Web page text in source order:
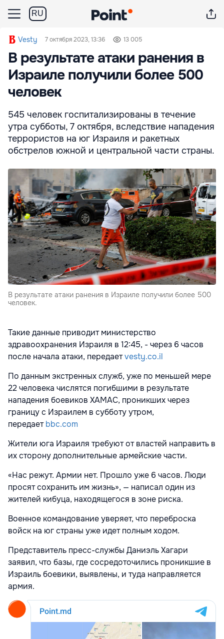
RU
Vesty 7 октября 2023, 13:36 13 005
В результате атаки ранения в
Израиле получили более 500
человек
545 человек госпитализированы в течение
утра субботы, 7 октября, вследствие нападения
террористов на юг Израиля и ракетных
обстрелов южной и центральной части страны.
В результате атаки ранения в Израиле получили более 500
человек.
Такие данные приводит министерство
здравоохранения Израиля в 12:45, - через 6 часов
после начала атаки, передаетvesty.co.il
По данным экстренных служб, уже по меньшей мере
22 человека числятся погибшими в результате
нападения боевиков ХАМАС, проникших через
границу с Израилем в субботу утром,
передаетbbc.com
Жители юга Израиля требуют от властей направить в
их сторону дополнительные армейские части.
«Нас режут. Армии нет. Прошло уже 6 часов. Люди
просят сохранить им жизнь», — написал один из
жителей кибуца, находящегося в зоне риска.
Военное командование уверяет, что переброска
войск на юг страны уже идет полным ходом.
Представитель пресс-службы Даниэль Хагари
заявил, что базы, где сосредоточились проникшие в
Израиль боевики, выявлены, и туда направляется
армия.